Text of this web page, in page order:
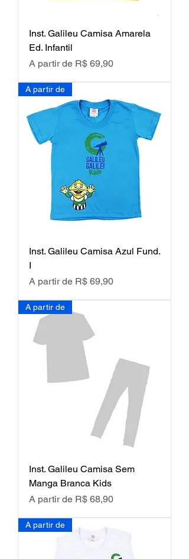
Inst. Galileu Camisa Amarela
Ed. Infantil
A partir de R$ 69,90
Preço promocional
A partir de
Inst. Galileu Camisa Azul Fund.
I
A partir de R$ 69,90
Preço promocional
A partir de
Inst. Galileu Camisa Sem
Manga Branca Kids
A partir de R$ 68,90
Preço promocional
A partir de